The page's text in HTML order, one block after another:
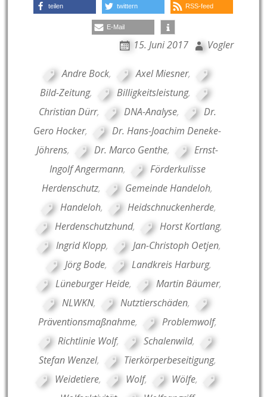
teilen twittern RSS-feed
E-Mail
15. Juni 2017 Vogler
Andre Bock, Axel Miesner,
Bild-Zeitung, Billigkeitsleistung,
Christian Dürr, DNA-Analyse,
Dr.
Gero Hocker,
Dr. Hans-Joachim Deneke-
Jöhrens, Dr. Marco Genthe,
Ernst-
Ingolf Angermann,
Förderkulisse
Herdenschutz, Gemeinde Handeloh,
Handeloh, Heidschnuckenherde,
Herdenschutzhund, Horst Kortlang,
Ingrid Klopp, Jan-Christoph Oetjen,
Jörg Bode, Landkreis Harburg,
Lüneburger Heide, Martin Bäumer,
NLWKN, Nutztierschäden,
Präventionsmaßnahme, Problemwolf,
Richtlinie Wolf, Schalenwild,
Stefan Wenzel, Tierkörperbeseitigung,
Weidetiere, Wolf, Wölfe,